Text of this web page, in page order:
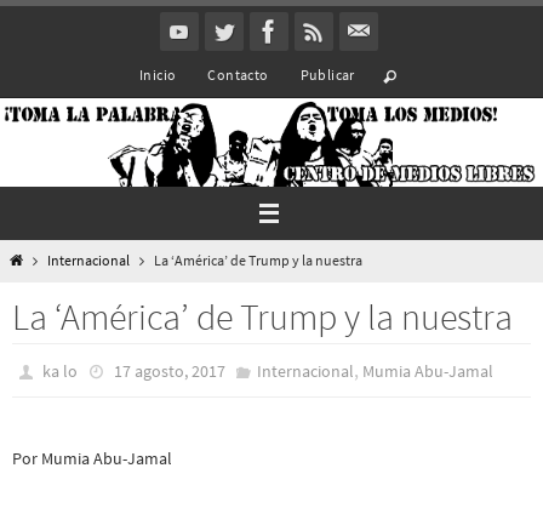
Inicio Contacto Publicar
InicioInternacional La ‘América’ de Trump y la nuestra
La ‘América’ de Trump y la nuestra
ka lo 17 agosto, 2017 Internacional, Mumia Abu-Jamal
Por Mumia Abu-Jamal